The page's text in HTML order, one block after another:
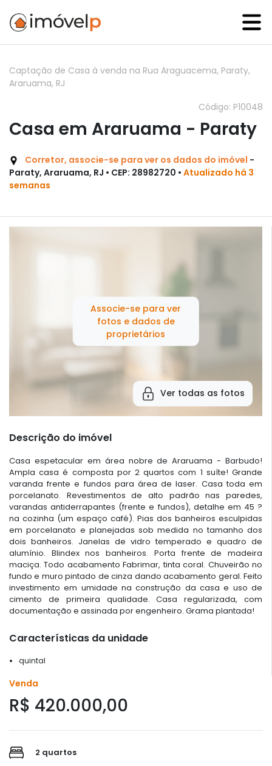
Captação de Casa à venda na Rua Araguacema, Paraty,
Araruama, RJ
Código: P10048
Casa em Araruama - Paraty
Corretor, associe-se para ver os dados do imóvel -
Paraty, Araruama, RJ • CEP: 28982720 • Atualizado há 3
semanas
Associe-se para ver
fotos e dados de
proprietários
Ver todas as fotos
Descrição do imóvel
Casa espetacular em área nobre de Araruama - Barbudo!
Ampla casa é composta por 2 quartos com 1 suíte! Grande
varanda frente e fundos para área de laser. Casa toda em
porcelanato. Revestimentos de alto padrão nas paredes,
varandas antiderrapantes (frente e fundos), detalhe em 45 ?
na cozinha (um espaço café). Pias dos banheiros esculpidas
em porcelanato e planejadas sob medida no tamanho dos
dois banheiros. Janelas de vidro temperado e quadro de
alumínio. Blindex nos banheiros. Porta frente de madeira
maciça. Todo acabamento Fabrimar, tinta coral. Chuveirão no
fundo e muro pintado de cinza dando acabamento geral. Feito
investimento em umidade na construção da casa e uso de
cimento de primeira qualidade. Casa regularizada, com
documentação e assinada por engenheiro. Grama plantada!
Características da unidade
quintal
Venda
R$ 420.000,00
2 quartos